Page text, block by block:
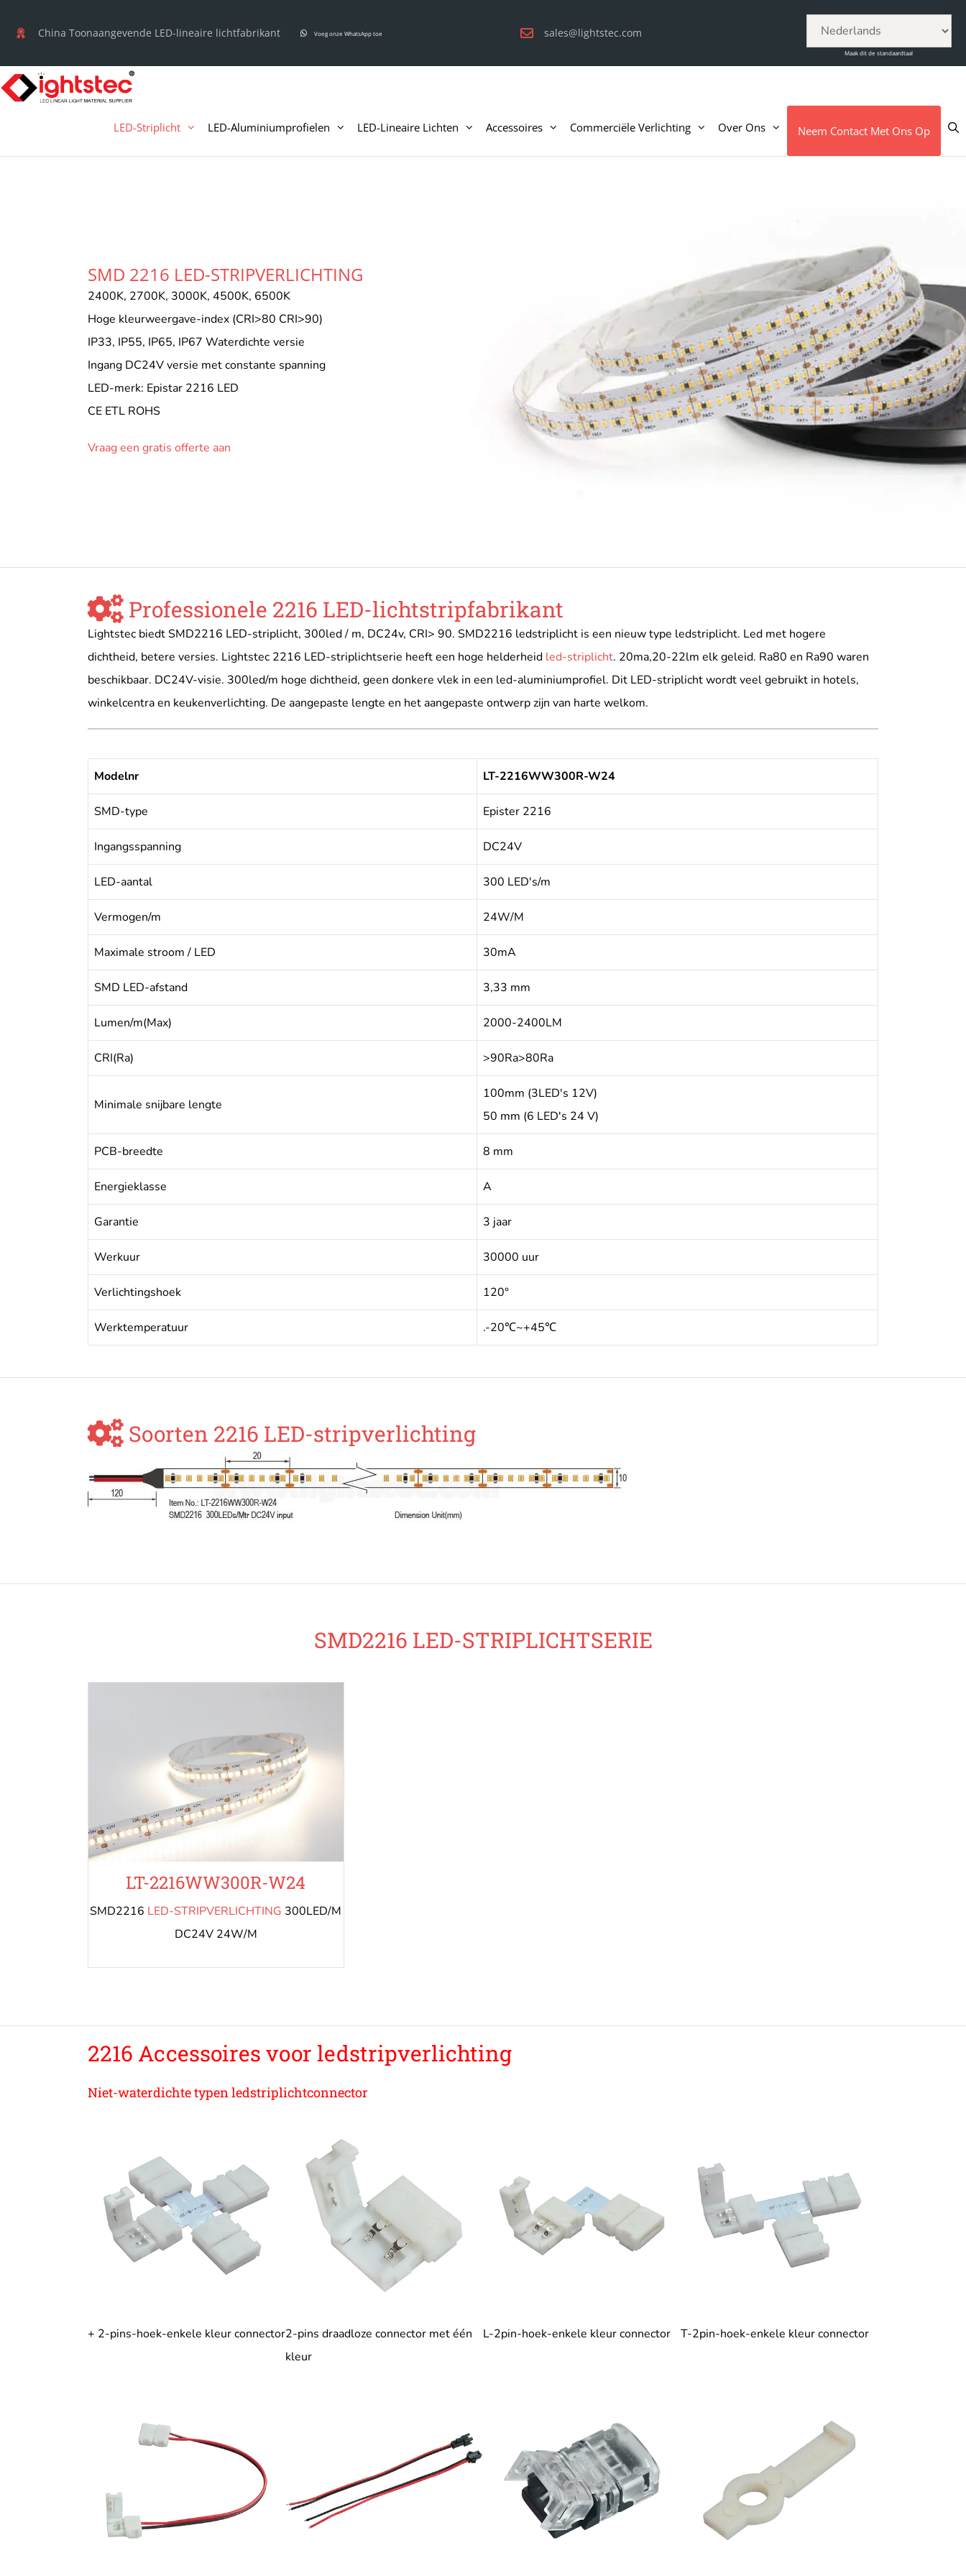
naar
inhoud
China Toonaangevende LED-lineaire lichtfabrikant Voeg onze WhatsApp toe sales@lightstec.com
Maak dit de standaardtaal
LED-Striplicht LED-Aluminiumprofielen LED-Lineaire Lichten Accessoires Commerciële Verlichting Over Ons Neem Contact Met Ons Op
SMD 2216 LED-STRIPVERLICHTING
2400K, 2700K, 3000K, 4500K, 6500K
Hoge kleurweergave-index (CRI>80 CRI>90)
IP33, IP55, IP65, IP67 Waterdichte versie
Ingang DC24V versie met constante spanning
LED-merk: Epistar 2216 LED
CE ETL ROHS
Vraag een gratis offerte aan
Professionele 2216 LED-lichtstripfabrikant
Lightstec biedt SMD2216 LED-striplicht, 300led / m, DC24v, CRI> 90. SMD2216 ledstriplicht is een nieuw type ledstriplicht. Led met hogere
dichtheid, betere versies. Lightstec 2216 LED-striplichtserie heeft een hoge helderheid led-striplicht. 20ma,20-22lm elk geleid. Ra80 en Ra90 waren
beschikbaar. DC24V-visie. 300led/m hoge dichtheid, geen donkere vlek in een led-aluminiumprofiel. Dit LED-striplicht wordt veel gebruikt in hotels,
winkelcentra en keukenverlichting. De aangepaste lengte en het aangepaste ontwerp zijn van harte welkom.
Modelnr LT-2216WW300R-W24
SMD-type Epister 2216
Ingangsspanning DC24V
LED-aantal 300 LED's/m
Vermogen/m 24W/M
Maximale stroom / LED 30mA
SMD LED-afstand 3,33 mm
Lumen/m(Max) 2000-2400LM
CRI(Ra) >90Ra>80Ra
Minimale snijbare lengte
100mm (3LED's 12V)
50 mm (6 LED's 24 V)
PCB-breedte 8 mm
Energieklasse A
Garantie 3 jaar
Werkuur 30000 uur
Verlichtingshoek 120°
Werktemperatuur .-20℃~+45℃
Soorten 2216 LED-stripverlichting
SMD2216 LED-STRIPLICHTSERIE
LT-2216WW300R-W24
SMD2216 LED-STRIPVERLICHTING 300LED/M
DC24V 24W/M
2216 Accessoires voor ledstripverlichting
Niet-waterdichte typen ledstriplichtconnector
+ 2-pins-hoek-enkele kleur connector2-pins draadloze connector met één
kleur
L-2pin-hoek-enkele kleur connector T-2pin-hoek-enkele kleur connector